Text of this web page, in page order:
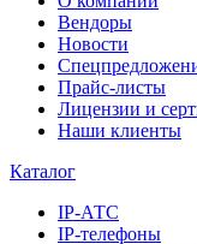
Вендоры
Новости
Прайс-листы
Лицензии и
Наши клиенты
Каталог
IP-АТС
IP-телефоны